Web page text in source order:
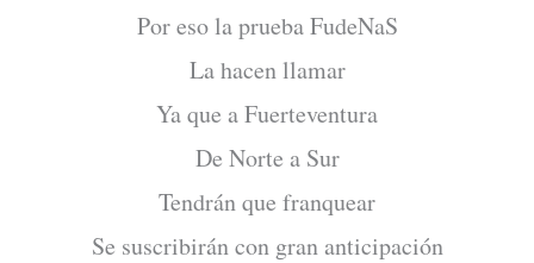
Por eso la prueba FudeNaS
La hacen llamar
Ya que a Fuerteventura
De Norte a Sur
Tendrán que franquear
Se suscribirán con gran anticipación